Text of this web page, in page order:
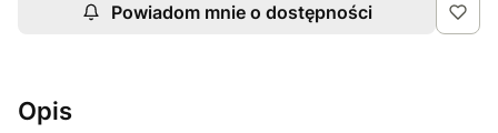
Powiadom mnie o dostępności
Opis